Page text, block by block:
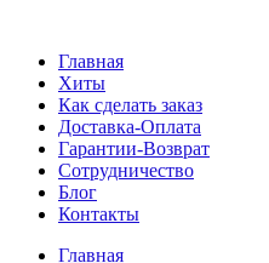
Главная
Хиты
Как сделать заказ
Доставка-Оплата
Гарантии-Возврат
Сотрудничество
Блог
Контакты
Главная